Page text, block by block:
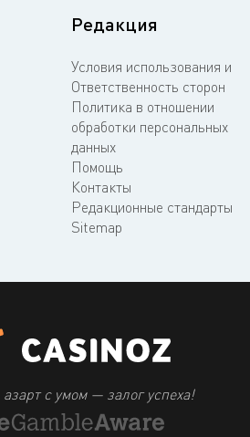
Редакция
Условия использования и
Ответственность сторон
Политика в отношении
обработки персональных
данных
Помощь
Контакты
Редакционные стандарты
Sitemap
азарт с умом — залог успеха!